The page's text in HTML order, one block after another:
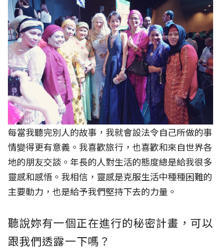
每當我聽完別人的故事，我就會設法令自己所做的事
情變得更有意義。我喜歡旅行，也喜歡和來自世界各
地的朋友交談。年長的人對生活的態度總是給我很多
靈感和感悟。我相信，靈感是克服生活中種種困難的
主要動力，也是給予我們堅持下去的力量。
聽說妳有一個正在進行的秘密計畫，可以
跟我們透露一下嗎？